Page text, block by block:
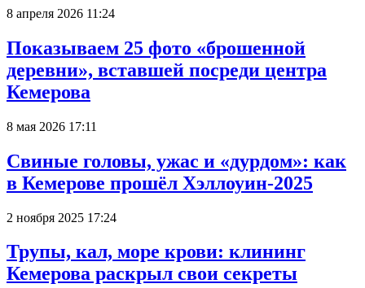
8 апреля 2026 11:24
Показываем 25 фото «брошенной
деревни», вставшей посреди центра
Кемерова
8 мая 2026 17:11
Свиные головы, ужас и «дурдом»: как
в Кемерове прошёл Хэллоуин-2025
2 ноября 2025 17:24
Трупы, кал, море крови: клининг
Кемерова раскрыл свои секреты